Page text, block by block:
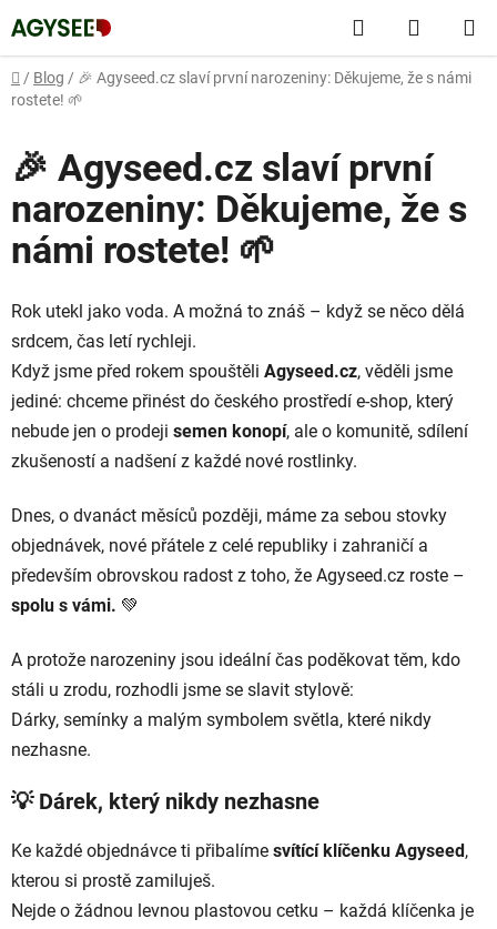
na
obsah
Hledat
KOŠÍK
Domů
/ Blog / 🎉 Agyseed.cz slaví první narozeniny: Děkujeme, že s námi
rostete! 🌱
🎉 Agyseed.cz slaví první
narozeniny: Děkujeme, že s
námi rostete! 🌱
Rok utekl jako voda. A možná to znáš – když se něco dělá
srdcem, čas letí rychleji.
Když jsme před rokem spouštěli Agyseed.cz, věděli jsme
jediné: chceme přinést do českého prostředí e-shop, který
nebude jen o prodeji semen konopí, ale o komunitě, sdílení
zkušeností a nadšení z každé nové rostlinky.
Dnes, o dvanáct měsíců později, máme za sebou stovky
objednávek, nové přátele z celé republiky i zahraničí a
především obrovskou radost z toho, že Agyseed.cz roste –
spolu s vámi. 💚
A protože narozeniny jsou ideální čas poděkovat těm, kdo
stáli u zrodu, rozhodli jsme se slavit stylově:
Dárky, semínky a malým symbolem světla, které nikdy
nezhasne.
💡 Dárek, který nikdy nezhasne
Ke každé objednávce ti přibalíme svítící klíčenku Agyseed,
kterou si prostě zamiluješ.
Nejde o žádnou levnou plastovou cetku – každá klíčenka je